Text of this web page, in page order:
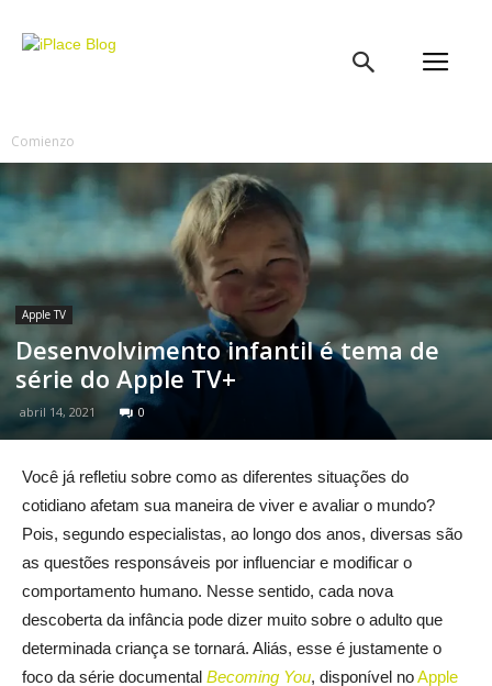
Comienzo
Apple TV
Desenvolvimento infantil é tema de
série do Apple TV+
abril 14, 2021 0
Você já refletiu sobre como as diferentes situações do
cotidiano afetam sua maneira de viver e avaliar o mundo?
Pois, segundo especialistas, ao longo dos anos, diversas são
as questões responsáveis por influenciar e modificar o
comportamento humano. Nesse sentido, cada nova
descoberta da infância pode dizer muito sobre o adulto que
determinada criança se tornará. Aliás, esse é justamente o
foco da série documental Becoming You, disponível noApple